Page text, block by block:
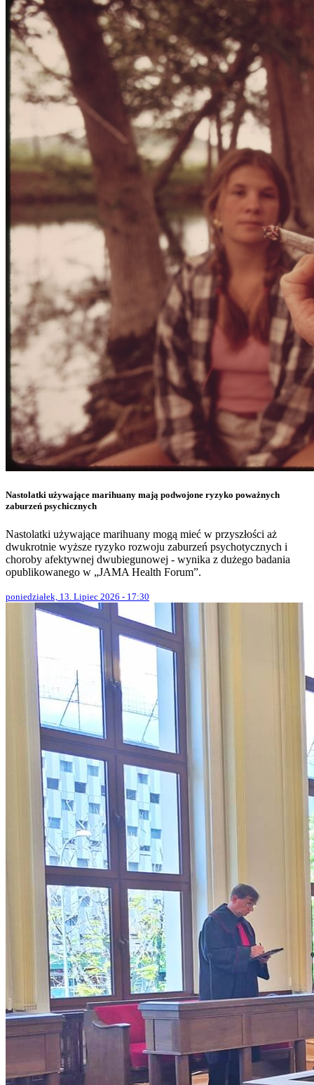
Nastolatki używające marihuany mają podwojone ryzyko poważnych
zaburzeń psychicznych
Nastolatki używające marihuany mogą mieć w przyszłości aż
dwukrotnie wyższe ryzyko rozwoju zaburzeń psychotycznych i
choroby afektywnej dwubiegunowej - wynika z dużego badania
opublikowanego w „JAMA Health Forum”.
poniedziałek, 13. Lipiec 2026 - 17:30